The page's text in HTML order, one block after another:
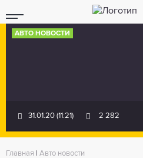
АВТО НОВОСТИ
31.01.20 (11:21) 2 282
Главная Авто новости